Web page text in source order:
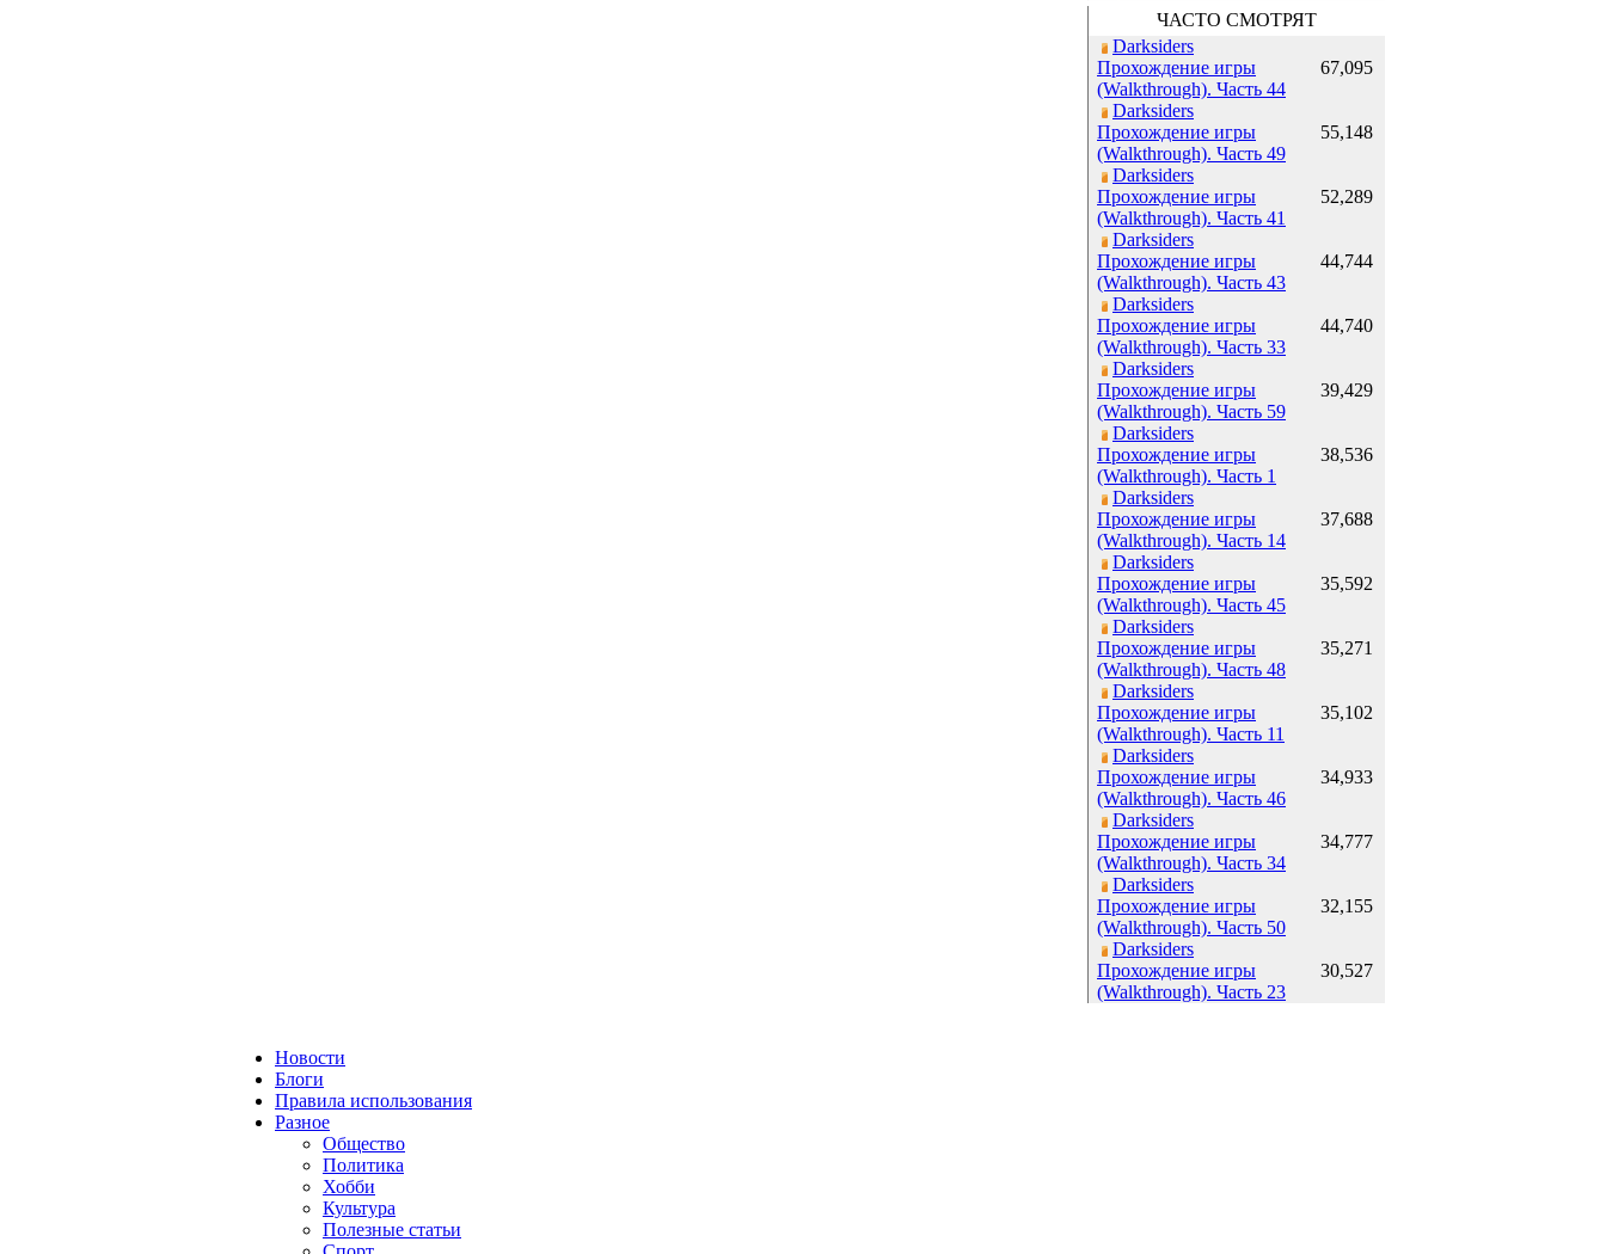
ЧАСТО СМОТРЯТ
Darksiders
Прохождение игры
(Walkthrough). Часть 44
67,095
Darksiders
Прохождение игры
(Walkthrough). Часть 49
55,148
Darksiders
Прохождение игры
(Walkthrough). Часть 41
52,289
Darksiders
Прохождение игры
(Walkthrough). Часть 43
44,744
Darksiders
Прохождение игры
(Walkthrough). Часть 33
44,740
Darksiders
Прохождение игры
(Walkthrough). Часть 59
39,429
Darksiders
Прохождение игры
(Walkthrough). Часть 1
38,536
Darksiders
Прохождение игры
(Walkthrough). Часть 14
37,688
Darksiders
Прохождение игры
(Walkthrough). Часть 45
35,592
Darksiders
Прохождение игры
(Walkthrough). Часть 48
35,271
Darksiders
Прохождение игры
(Walkthrough). Часть 11
35,102
Darksiders
Прохождение игры
(Walkthrough). Часть 46
34,933
Darksiders
Прохождение игры
(Walkthrough). Часть 34
34,777
Darksiders
Прохождение игры
(Walkthrough). Часть 50
32,155
Darksiders
Прохождение игры
(Walkthrough). Часть 23
30,527
Новости
Блоги
Правила использования
Разное
Общество
Политика
Хобби
Культура
Полезные статьи